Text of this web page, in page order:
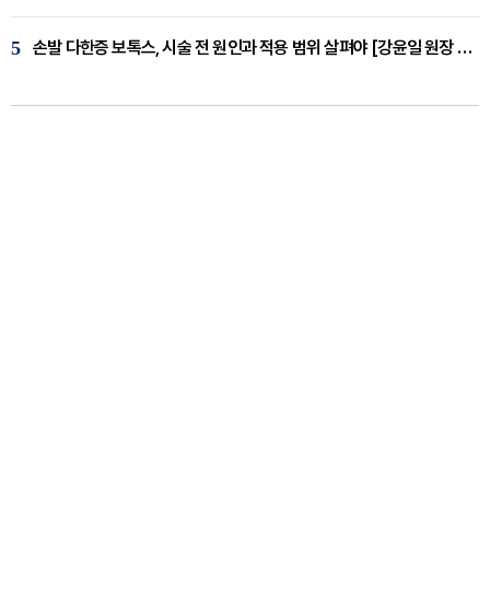
5 손발 다한증 보톡스, 시술 전 원인과 적용 범위 살펴야 [강윤일 원장 칼럼]